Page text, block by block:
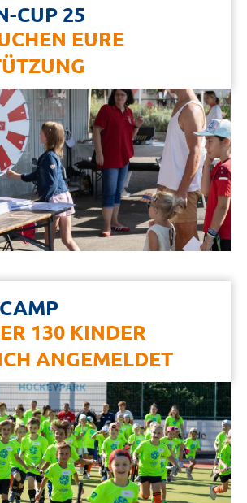
CUP 25
EURE
130 KINDER
ANGEMELDET